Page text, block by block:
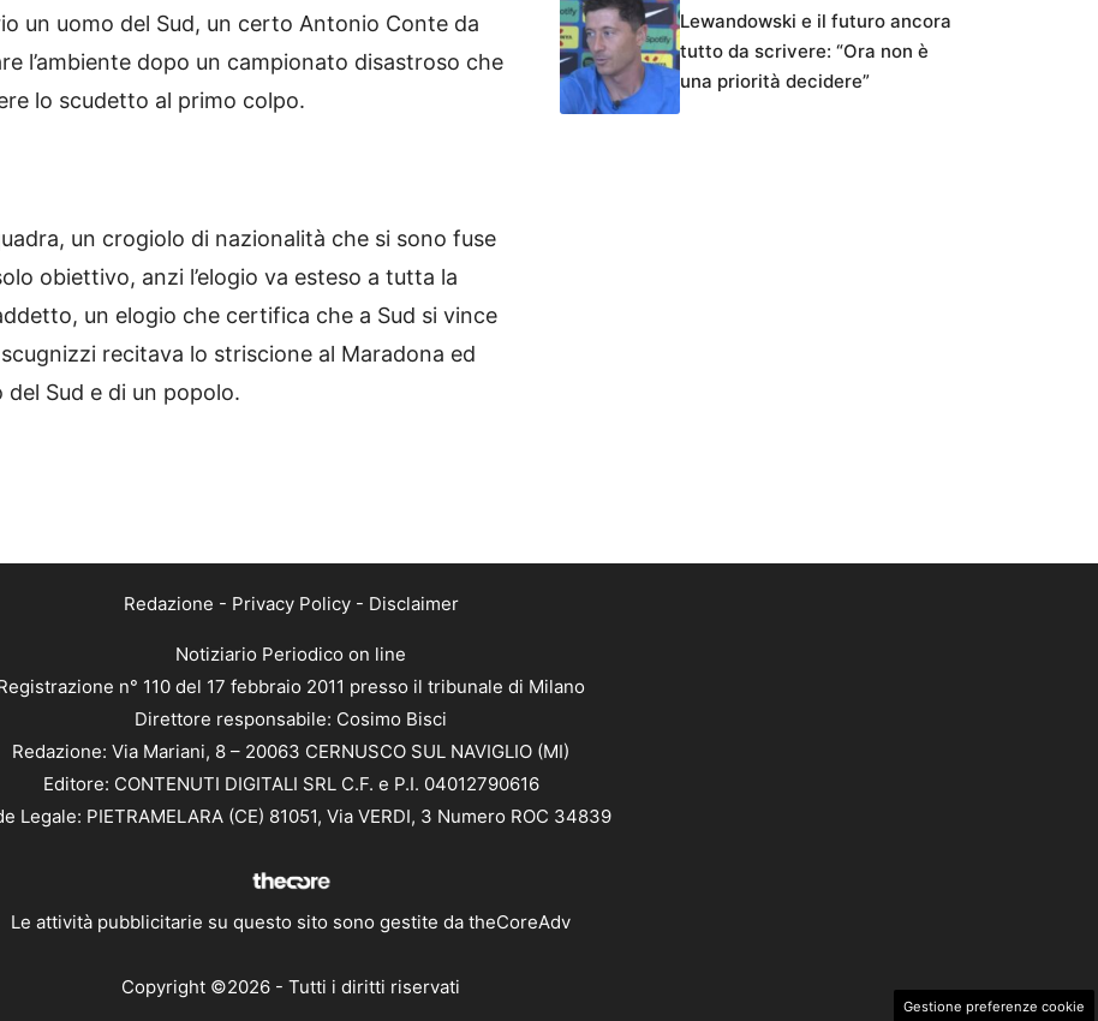
un uomo del Sud, un certo Antonio Conte da
l’ambiente dopo un campionato disastroso che
lo scudetto al primo colpo.
un crogiolo di nazionalità che si sono fuse
obiettivo, anzi l’elogio va esteso a tutta la
un elogio che certifica che a Sud si vince
recitava lo striscione al Maradona ed
Sud e di un popolo.
Lewandowski e il futuro ancora
tutto da scrivere: “Ora non è
una priorità decidere”
Redazione - Privacy Policy- Disclaimer
Notiziario Periodico on line
n° 110 del 17 febbraio 2011 presso il tribunale di Milano
Direttore responsabile: Cosimo Bisci
Redazione: Via Mariani, 8 – 20063 CERNUSCO SUL NAVIGLIO (MI)
Editore: CONTENUTI DIGITALI SRL C.F. e P.I. 04012790616
Legale: PIETRAMELARA (CE) 81051, Via VERDI, 3 Numero ROC 34839
Le attività pubblicitarie su questo sito sono gestite da theCoreAdv
Copyright ©2026 - Tutti i diritti riservati
Gestione preferenze cookie